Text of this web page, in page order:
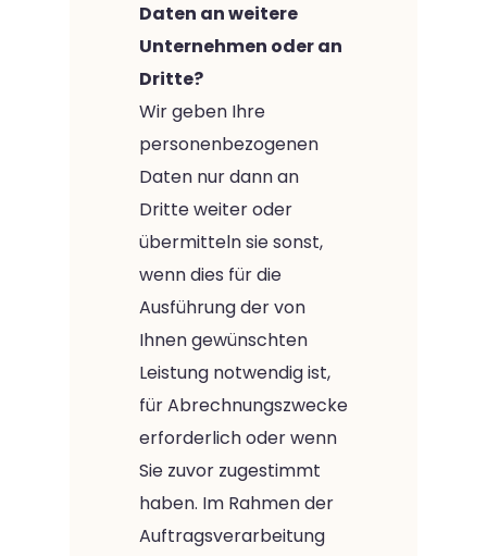
Daten an weitere
Unternehmen oder an
Dritte?
Wir geben Ihre
personenbezogenen
Daten nur dann an
Dritte weiter oder
übermitteln sie sonst,
wenn dies für die
Ausführung der von
Ihnen gewünschten
Leistung notwendig ist,
für Abrechnungszwecke
erforderlich oder wenn
Sie zuvor zugestimmt
haben. Im Rahmen der
Auftragsverarbeitung